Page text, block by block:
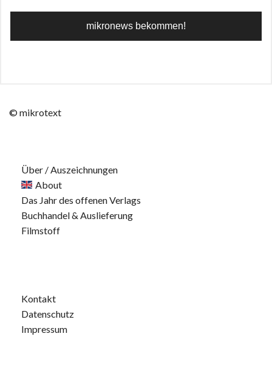
© mikrotext
Über / Auszeichnungen
About
Das Jahr des offenen Verlags
Buchhandel & Auslieferung
Filmstoff
Kontakt
Datenschutz
Impressum